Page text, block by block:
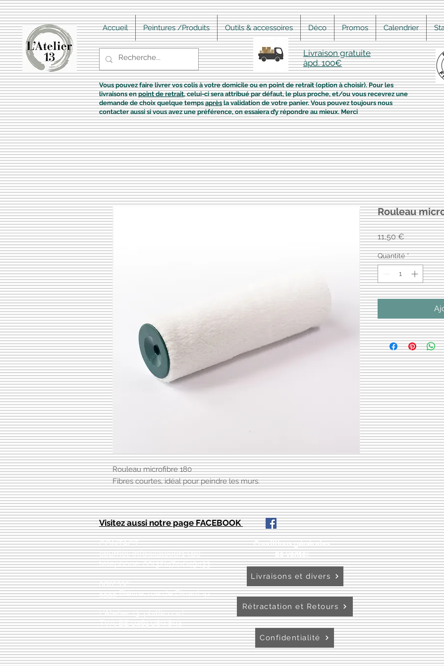
Accueil Peintures /Produits Outils & accessoires Déco Promos Calendrier
Livraison gratuite
àpd. 100€
Vous pouvez faire livrer vos colis à votre domicile ou en point de retrait (option à choisir). Pour les
livraisons enpoint de retrait, celui-ci sera attribué par défaut, le plus proche, et/ou vous recevrez une
demande de choix quelque tempsaprèsla validation de votre panier. Vous pouvez toujours nous
contacter aussi si vous avez une préférence, on essaiera d’y répondre au mieux. Merci
Rouleau microfibre 180
Fibres courtes, idéal pour peindre les murs.
Rouleau
11,50 €Prix
Quantité *
Visitez aussi notre page FACEBOOK
CONTACT:
courriel:info@latelier13.be
téléphone: 00(32)474-649433
adresse:
5555 Bièvre, rue de Dinant 41
L'Atelier 13, phil&co srl
TVA: BE 0461 089 894
Conditions générales
de vente::
Livraisons et divers
Rétractation et Retours
Confidentialité